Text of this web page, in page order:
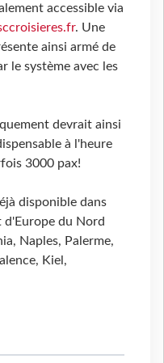
accessible via
. Une
ainsi armé de
le système avec les
devrait ainsi
à l'heure
3000 pax!
disponible dans
d'Europe du Nord
Naples, Palerme,
Kiel,